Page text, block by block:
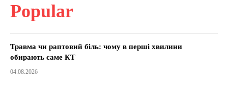
Popular
Травма чи раптовий біль: чому в перші хвилини
обирають саме КТ
04.08.2026